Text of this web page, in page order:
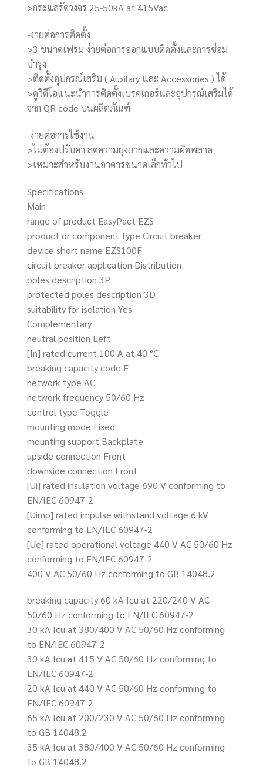
>กระแสรัดวงจร 25-50kA at 415Vac
-งายต่อการติดตั้ง
>3 ขนาดเฟรม ง่ายต่อการออกแบบติดตั้งและการซ่อม
บำรุง
>ติดตั้งอุปกรณ์เสริม ( Auxilary และ Accessories ) ได้
>ดูวีดีโอแนะนำการติดตั้งเบรคเกอร์และอุปกรณ์เสริมได้
จาก QR code บนผลิตภัณฑ์
-ง่ายต่อการใช้งาน
>ไม่ต้องปรับค่า ลดความยุ่งยากและความผิดพลาด
>เหมาะสำหรับงานอาคารขนาดเล็กทั่วไป
Specifications
Main
range of product EasyPact EZS
product or component type Circuit breaker
device short name EZS100F
circuit breaker application Distribution
poles description 3P
protected poles description 3D
suitability for isolation Yes
Complementary
neutral position Left
[In] rated current 100 A at 40 °C
breaking capacity code F
network type AC
network frequency 50/60 Hz
control type Toggle
mounting mode Fixed
mounting support Backplate
upside connection Front
downside connection Front
[Ui] rated insulation voltage 690 V conforming to
EN/IEC 60947-2
[Uimp] rated impulse withstand voltage 6 kV
conforming to EN/IEC 60947-2
[Ue] rated operational voltage 440 V AC 50/60 Hz
conforming to EN/IEC 60947-2
400 V AC 50/60 Hz conforming to GB 14048.2
breaking capacity 60 kA Icu at 220/240 V AC
50/60 Hz conforming to EN/IEC 60947-2
30 kA Icu at 380/400 V AC 50/60 Hz conforming
to EN/IEC 60947-2
30 kA Icu at 415 V AC 50/60 Hz conforming to
EN/IEC 60947-2
20 kA Icu at 440 V AC 50/60 Hz conforming to
EN/IEC 60947-2
65 kA Icu at 200/230 V AC 50/60 Hz conforming
to GB 14048.2
35 kA Icu at 380/400 V AC 50/60 Hz conforming
to GB 14048.2